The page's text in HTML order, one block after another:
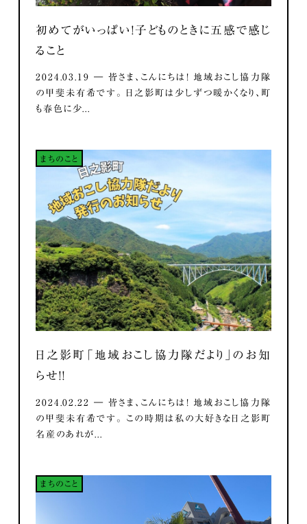
初めてがいっぱい！子どものときに五感で感じ
ること
2024.03.19 ― 皆さま、こんにちは！ 地域おこし協力隊
の甲斐未有希です。 日之影町は少しずつ暖かくなり、町
も春色に少...
まちのこと
日之影町「地域おこし協力隊だより」のお知
らせ！！
2024.02.22 ― 皆さま、こんにちは！ 地域おこし協力隊
の甲斐未有希です。 この時期は私の大好きな日之影町
名産のあれが...
まちのこと